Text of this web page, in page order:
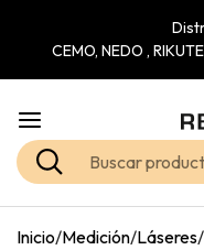
CEMO, NEDO ,
Inicio/Medición/Láseres/